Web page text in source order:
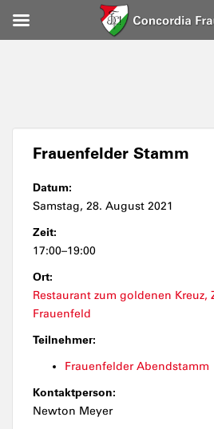
Frauenfelder Stamm
Datum:
Samstag, 28. August 2021
Zeit:
17:00–19:00
Ort:
Restaurant zum goldenen Kreuz,
Frauenfeld
Teilnehmer:
Frauenfelder Abendstamm
Kontaktperson:
Newton Meyer